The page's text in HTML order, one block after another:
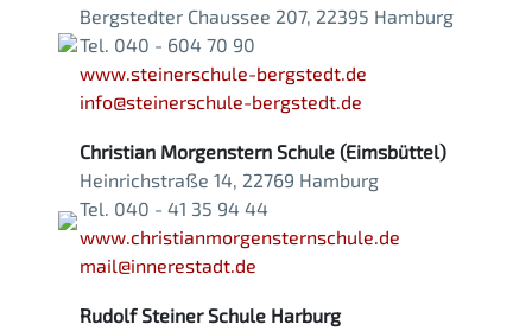
Bergstedter Chaussee 207, 22395 Hamburg
Tel. 040 - 604 70 90
www.steinerschule-bergstedt.de
info@steinerschule-bergstedt.de
Christian Morgenstern Schule (Eimsbüttel)
Heinrichstraße 14, 22769 Hamburg
Tel. 040 - 41 35 94 44
www.christianmorgensternschule.de
mail@innerestadt.de
Rudolf Steiner Schule Harburg